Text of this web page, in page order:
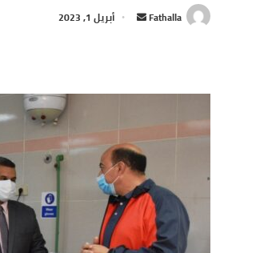
Fathalla
ب
د
ا
إ
ل
ك
ت
أبريل 1, 2023